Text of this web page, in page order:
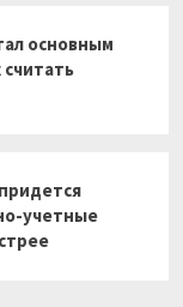
основным
учетные